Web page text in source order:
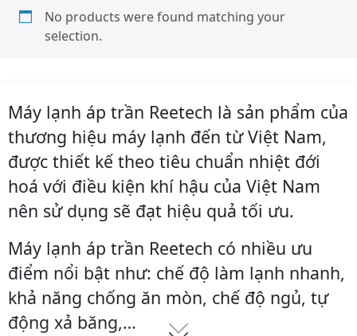
No products were found matching your
selection.
Máy lạnh áp trần Reetech là sản phẩm của
thương hiệu máy lạnh đến từ Việt Nam,
được thiết kế theo tiêu chuẩn nhiệt đới
hoá với điều kiện khí hậu của Việt Nam
nên sử dụng sẽ đạt hiệu quả tối ưu.
Máy lạnh áp trần Reetech có nhiều ưu
điểm nổi bật như: chế độ làm lạnh nhanh,
khả năng chống ăn mòn, chế độ ngủ, tự
động xả băng,…